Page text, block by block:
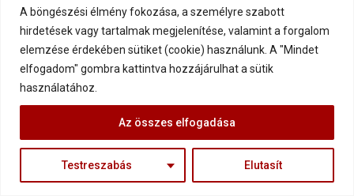
A böngészési élmény fokozása, a személyre szabott
hirdetések vagy tartalmak megjelenítése, valamint a forgalom
elemzése érdekében sütiket (cookie) használunk. A "Mindet
elfogadom" gombra kattintva hozzájárulhat a sütik
használatához.
Testreszabás Elutasít
Az összes elfogadása
A "Kérem az infókat" gombra kattintással elfogadom az
Adatkezelési tájékoztatót